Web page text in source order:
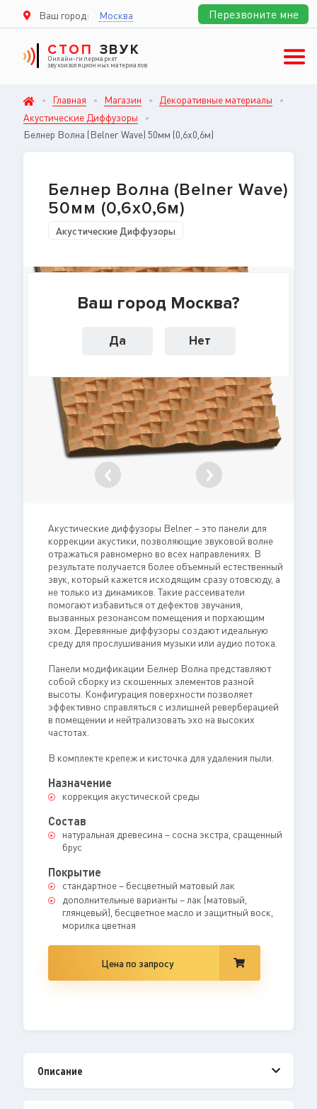
Ваш город: Москва
Ваш город Москва?
Да Нет
СТОП ЗВУК
Онлайн-гипермаркет
звукоизоляционных материалов
Перезвоните мне
Главная Магазин
Декоративные материалы
Акустические Диффузоры
Белнер Волна (Belner Wave) 50мм (0,6x0,6м)
Белнер Волна (Belner Wave)
50мм (0,6x0,6м)
Акустические Диффузоры
Акустические диффузоры Belner – это панели для
коррекции акустики, позволяющие звуковой волне
отражаться равномерно во всех направлениях. В
результате получается более объемный естественный
звук, который кажется исходящим сразу отовсюду, а
не только из динамиков. Такие рассеиватели
помогают избавиться от дефектов звучания,
вызванных резонансом помещения и порхающим
эхом. Деревянные диффузоры создают идеальную
среду для прослушивания музыки или аудио потока.
Панели модификации Белнер Волна представляют
собой сборку из скошенных элементов разной
высоты. Конфигурация поверхности позволяет
эффективно справляться с излишней реверберацией
в помещении и нейтрализовать эхо на высоких
частотах.
В комплекте крепеж и кисточка для удаления пыли.
Назначение
коррекция акустической среды
Состав
натуральная древесина – сосна экстра, сращенный
брус
Покрытие
стандартное – бесцветный матовый лак
дополнительные варианты – лак (матовый,
глянцевый), бесцветное масло и защитный воск,
морилка цветная
Цена по запросу
Описание